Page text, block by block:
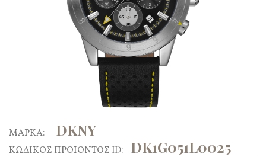
ΜΑΡΚΑ: DKNY
ΚΩΔΙΚΟΣ ΠΡΟΙΟΝΤΟΣ ID: DK1G051L0025